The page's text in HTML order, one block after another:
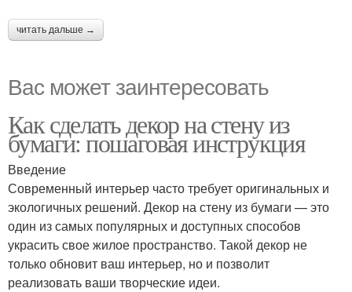
читать дальше →
Вас может заинтересовать
Как сделать декор на стену из
бумаги: пошаговая инструкция
Введение
Современный интерьер часто требует оригинальных и
экологичных решений. Декор на стену из бумаги — это
один из самых популярных и доступных способов
украсить свое жилое пространство. Такой декор не
только обновит ваш интерьер, но и позволит
реализовать ваши творческие идеи.